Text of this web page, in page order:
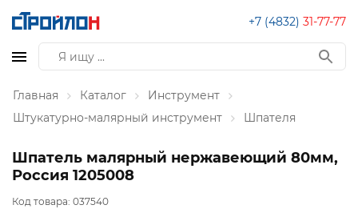
+7 (4832) 31-77-77
Главная Каталог
Инструмент
Штукатурно-малярный инструмент
Шпателя
Шпатель малярный нержавеющий 80мм,
Россия 1205008
Код товара: 037540